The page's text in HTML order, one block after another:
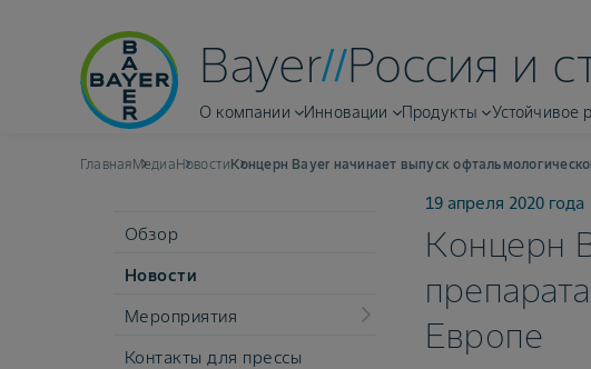
Bayer Россия и
О компании Инновации Продукты Устойчивое
ГлавнаяМедиаНовостиКонцерн Bayer начинает выпуск
Обзор
Новости
Мероприятия
Контакты для прессы
19 апреля 2020 года
Концерн
Европе